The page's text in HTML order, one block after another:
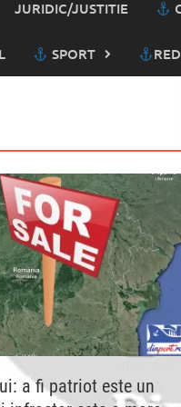
JURIDIC/JUSTITIE
SPORT
a fi patriot este un